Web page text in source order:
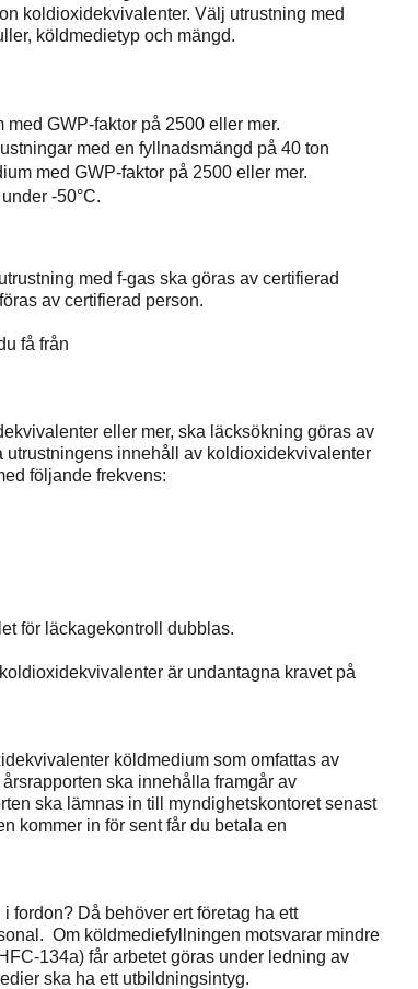
koldioxidekvivalenter. Välj utrustning med
köldmedietyp och mängd.
GWP-faktor på 2500 eller mer.
med en fyllnadsmängd på 40 ton
med GWP-faktor på 2500 eller mer.
-50°C.
med f-gas ska göras av certifierad
av certifierad person.
få från
eller mer, ska läcksökning göras av
innehåll av koldioxidekvivalenter
följande frekvens:
för läckagekontroll dubblas.
är undantagna kravet på
köldmedium som omfattas av
ska innehålla framgår av
ska lämnas in till myndighetskontoret senast
kommer in för sent får du betala en
fordon? Då behöver ert företag ha ett
Om köldmediefyllningen motsvarar mindre
134a) får arbetet göras under ledning av
ska ha ett utbildningsintyg.